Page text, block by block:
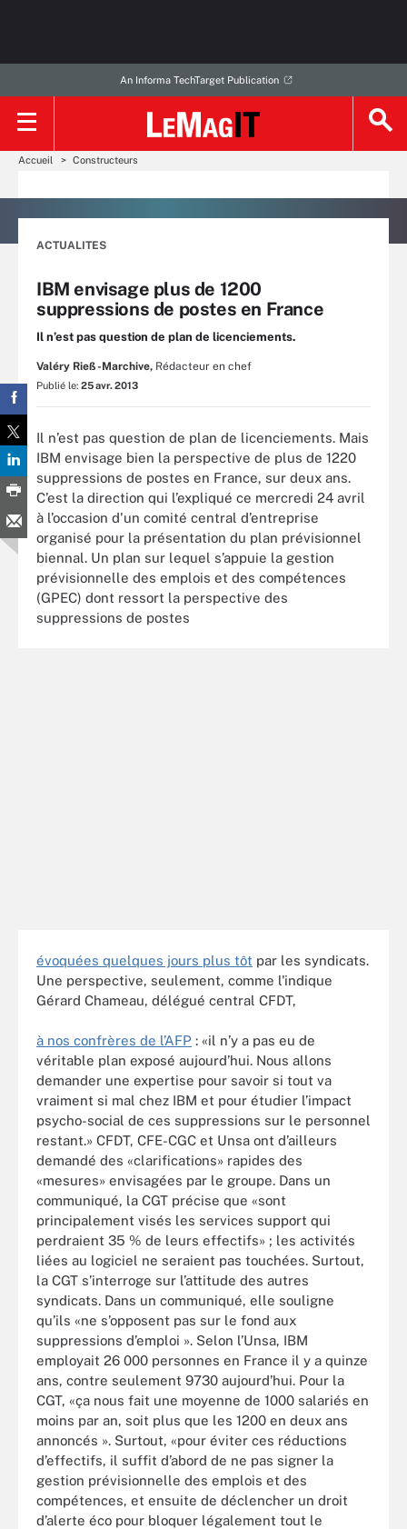
An Informa TechTarget Publication
Accueil Constructeurs
ACTUALITES
IBM envisage plus de 1200
suppressions de postes en France
Il n’est pas question de plan de licenciements.
Valéry Rieß-Marchive, Rédacteur en chef
Publié le: 25 avr. 2013
Il n’est pas question de plan de licenciements. Mais
IBM envisage bien la perspective de plus de 1220
suppressions de postes en France, sur deux ans.
C’est la direction qui l’expliqué ce mercredi 24 avril
à l’occasion d'un comité central d’entreprise
organisé pour la présentation du plan prévisionnel
biennal. Un plan sur lequel s’appuie la gestion
prévisionnelle des emplois et des compétences
(GPEC) dont ressort la perspective des
suppressions de postes
évoquées quelques jours plus tôt par les syndicats.
Une perspective, seulement, comme l'indique
Gérard Chameau, délégué central CFDT,
à nos confrères de l’AFP : «il n’y a pas eu de
véritable plan exposé aujourd’hui. Nous allons
demander une expertise pour savoir si tout va
vraiment si mal chez IBM et pour étudier l’impact
psycho-social de ces suppressions sur le personnel
restant.» CFDT, CFE-CGC et Unsa ont d’ailleurs
demandé des «clarifications» rapides des
«mesures» envisagées par le groupe. Dans un
communiqué, la CGT précise que «sont
principalement visés les services support qui
perdraient 35 % de leurs effectifs» ; les activités
liées au logiciel ne seraient pas touchées. Surtout,
la CGT s’interroge sur l’attitude des autres
syndicats. Dans un communiqué, elle souligne
qu’ils «ne s’opposent pas sur le fond aux
suppressions d’emploi ». Selon l’Unsa, IBM
employait 26 000 personnes en France il y a quinze
ans, contre seulement 9730 aujourd’hui. Pour la
CGT, «ça nous fait une moyenne de 1000 salariés en
moins par an, soit plus que les 1200 en deux ans
annoncés ». Surtout, «pour éviter ces réductions
d’effectifs, il suffit d’abord de ne pas signer la
gestion prévisionnelle des emplois et des
compétences, et ensuite de déclencher un droit
d’alerte éco pour bloquer légalement tout le